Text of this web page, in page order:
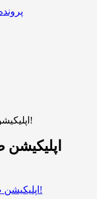
پرونده 3100 قتل به صلح و سازش
اپلیکیشن صرافی خوب فقط دکمه خرید ندارد!